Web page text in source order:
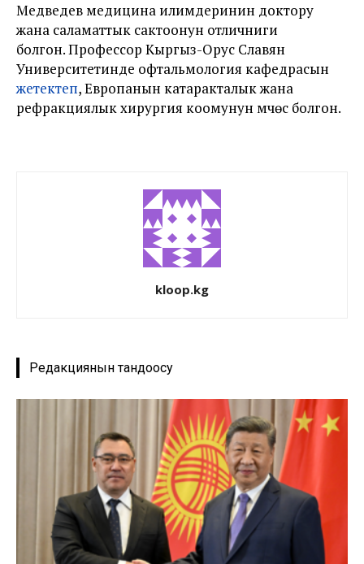
Медведев медицина илимдеринин доктору
жана саламаттык сактоонун отличниги
болгон. Профессор Кыргыз-Орус Славян
Университетинде офтальмология кафедрасын
жетектеп, Европанын катаракталык жана
рефракциялык хирургия коомунун мүчөсү болгон.
kloop.kg
Редакциянын тандоосу